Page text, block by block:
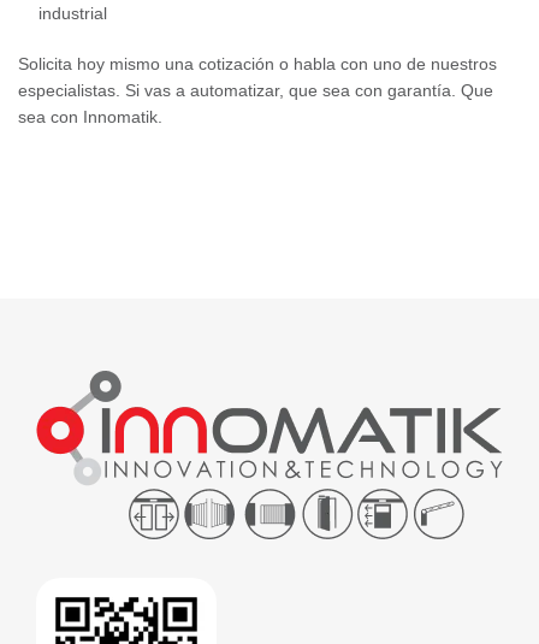
industrial
Solicita hoy mismo una cotización o habla con uno de nuestros
especialistas. Si vas a automatizar, que sea con garantía. Que
sea con Innomatik.